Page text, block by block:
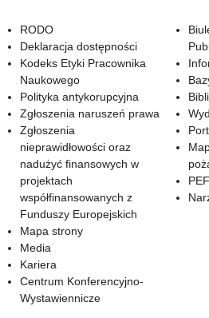
RODO
Deklaracja dostępności
Kodeks Etyki Pracownika
Naukowego
Polityka antykorupcyjna
Zgłoszenia naruszeń prawa
Zgłoszenia
nieprawidłowości oraz
nadużyć finansowych w
projektach
współfinansowanych z
Funduszy Europejskich
Mapa strony
Media
Kariera
Centrum Konferencyjno-
Wystawiennicze